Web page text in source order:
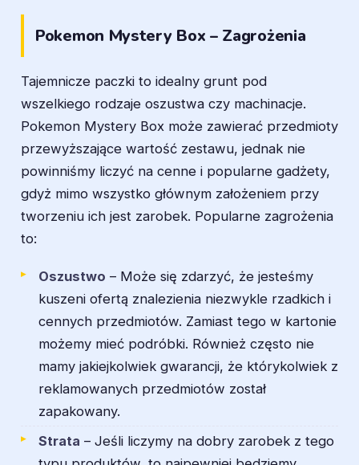
Pokemon Mystery Box – Zagrożenia
Tajemnicze paczki to idealny grunt pod
wszelkiego rodzaje oszustwa czy machinacje.
Pokemon Mystery Box może zawierać przedmioty
przewyższające wartość zestawu, jednak nie
powinniśmy liczyć na cenne i popularne gadżety,
gdyż mimo wszystko głównym założeniem przy
tworzeniu ich jest zarobek. Popularne zagrożenia
to:
Oszustwo – Może się zdarzyć, że jesteśmy
kuszeni ofertą znalezienia niezwykle rzadkich i
cennych przedmiotów. Zamiast tego w kartonie
możemy mieć podróbki. Również często nie
mamy jakiejkolwiek gwarancji, że którykolwiek z
reklamowanych przedmiotów został
zapakowany.
Strata – Jeśli liczymy na dobry zarobek z tego